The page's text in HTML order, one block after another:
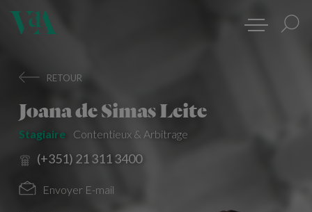
RETOUR
Joana de Simas Leite
Stagiaire Contentieux & Arbitrage
(+351) 21 311 3400
Envoyer E-mail